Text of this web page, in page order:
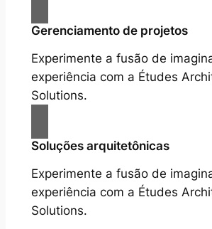
Gerenciamento de projetos
Experimente a fusão de
experiência com a Études
Solutions.
Soluções arquitetônicas
Experimente a fusão de
experiência com a Études
Solutions.